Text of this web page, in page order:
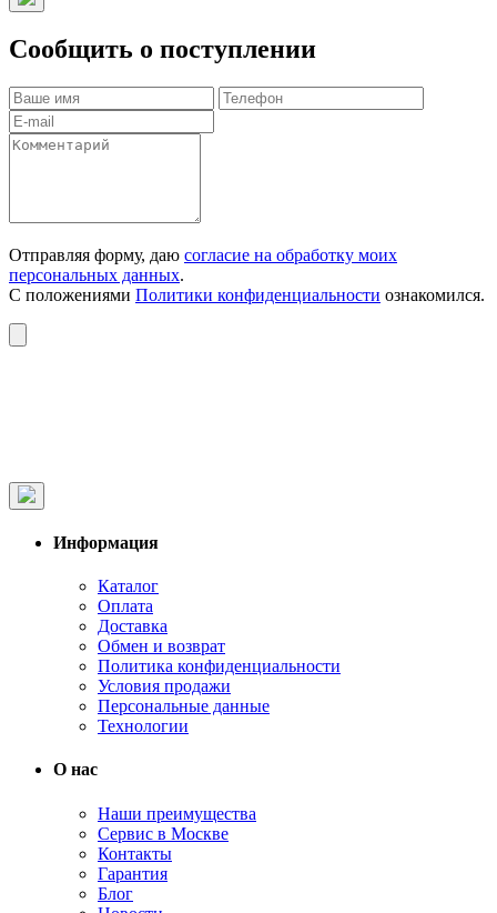
Сообщить о поступлении
Отправляя форму, даю согласие на обработку моих
персональных данных.
С положениями Политики конфиденциальности ознакомился.
Информация
Каталог
Оплата
Доставка
Обмен и возврат
Политика конфиденциальности
Условия продажи
Персональные данные
Технологии
О нас
Наши преимущества
Сервис в Москве
Контакты
Гарантия
Блог